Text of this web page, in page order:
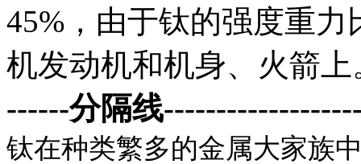
45%，由于钛的强度重
机发动机和机身、火箭上
------分隔线
钛在种类繁多的金属大家族